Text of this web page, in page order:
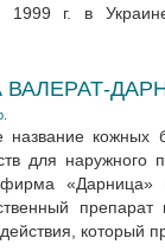
г. в
кожных
для
«Дарница»
который